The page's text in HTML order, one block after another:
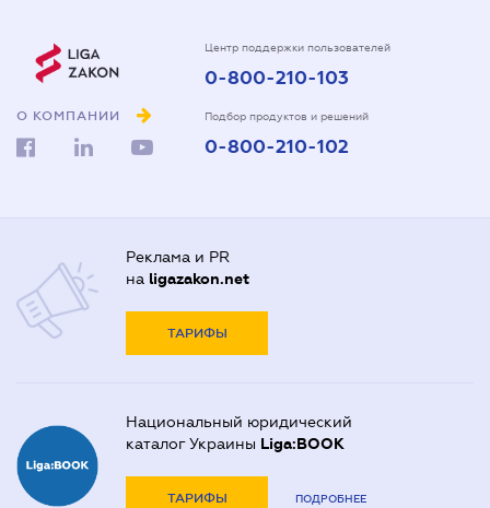
О КОМПАНИИ
Центр поддержки пользователей
0-800-210-103
Подбор продуктов и решений
0-800-210-102
Реклама и PR
на ligazakon.net
ТАРИФЫ
Национальный юридический
каталог Украины Liga:BOOK
ТАРИФЫ ПОДРОБНЕЕ